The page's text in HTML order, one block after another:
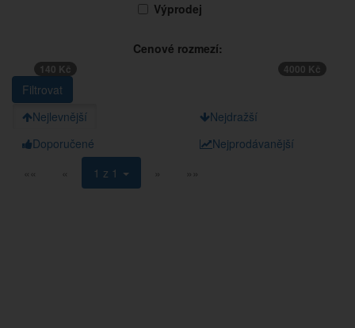
Výprodej
Cenové rozmezí:
140 Kč 4000 Kč
Nejlevnější
Nejdražší
Doporučené
Nejprodávanější
««
« 1 z 1 » »»